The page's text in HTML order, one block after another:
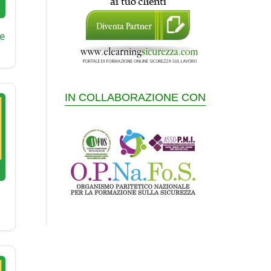
IN COLLABORAZIONE CON